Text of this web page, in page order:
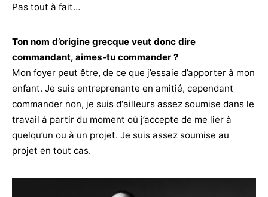
Pas tout à fait…
Ton nom d’origine grecque veut donc dire
commandant, aimes-tu commander ?
Mon foyer peut être, de ce que j’essaie d’apporter à mon
enfant. Je suis entreprenante en amitié, cependant
commander non, je suis d‘ailleurs assez soumise dans le
travail à partir du moment où j’accepte de me lier à
quelqu’un ou à un projet. Je suis assez soumise au
projet en tout cas.